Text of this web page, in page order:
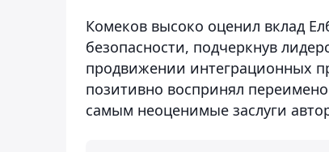
Комеков высоко оценил вклад
безопасности, подчеркнув
продвижении интеграционных
позитивно воспринял
самым неоценимые заслуги